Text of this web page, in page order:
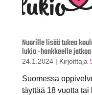
Nuorille lisää tukea
lukio -hankkeelle jatkoa
24.1.2024 | Kirjoittaja
Suomessa
täyttää 18 vuotta tai